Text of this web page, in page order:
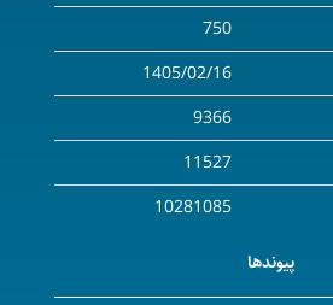
امام حسین ( ع) شهرستان
عمومی( یک مرحله ای ) واگذاری امورات
دارو به بخش های مرکزپزشکی،آموزشی
a Call for Collaboration to invite
students for the academic
750
1405/02/16
9366
11527
10281085
پیوندها